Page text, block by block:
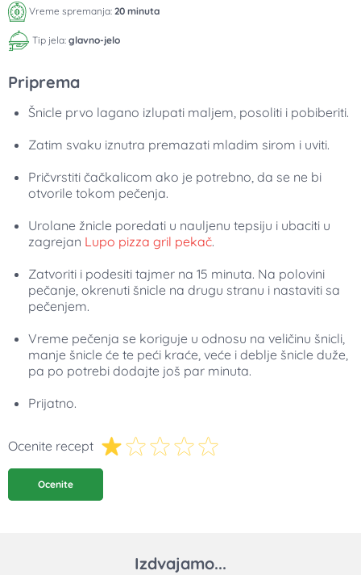
Vreme spremanja: 20 minuta
Tip jela: glavno-jelo
Priprema
Šnicle prvo lagano izlupati maljem, posoliti i pobiberiti.
Zatim svaku iznutra premazati mladim sirom i uviti.
Pričvrstiti čačkalicom ako je potrebno, da se ne bi
otvorile tokom pečenja.
Urolane žnicle poredati u nauljenu tepsiju i ubaciti u
zagrejan Lupo pizza gril pekač.
Zatvoriti i podesiti tajmer na 15 minuta. Na polovini
pečanje, okrenuti šnicle na drugu stranu i nastaviti sa
pečenjem.
Vreme pečenja se koriguje u odnosu na veličinu šnicli,
manje šnicle će te peći kraće, veće i deblje šnicle duže,
pa po potrebi dodajte još par minuta.
Prijatno.
Ocenite recept
Ocenite
Izdvajamo...